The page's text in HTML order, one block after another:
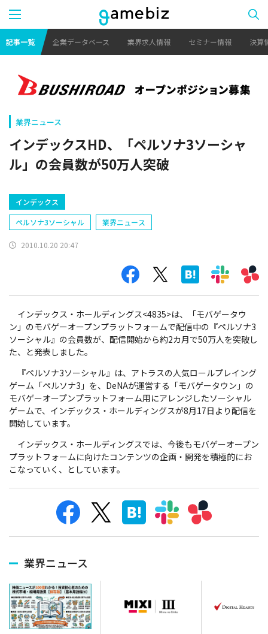
記事一覧 企業データベース 業界求人情報 セミナー情報 決算
業界ニュース
インデックスHD、「ペルソナ3ソーシャ
ル」の会員数が50万人突破
インデックス
ペルソナ3ソーシャル
業界ニュース
2010.10.20 20:47
インデックス・ホールディングス<4835>は、「モバゲータウ
ン」のモバゲーオープンプラットフォームで配信中の『ペルソナ3
ソーシャル』の会員数が、配信開始から約2カ月で50万人を突破し
た、と発表しました。
『ペルソナ3ソーシャル』は、アトラスの人気ロールプレイング
ゲーム「ペルソナ3」を、DeNAが運営する「モバゲータウン」の
モバゲーオープンプラットフォーム用にアレンジしたソーシャル
ゲームで、インデックス・ホールディングスが8月17日より配信を
開始しています。
インデックス・ホールディングスでは、今後もモバゲーオープン
プラットフォームに向けたコンテンツの企画・開発を積極的にお
こなっていく、としています。
業界ニュース